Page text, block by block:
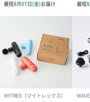
いか確認
●ご使用は
●本製品
※使用中に
使用後に
商